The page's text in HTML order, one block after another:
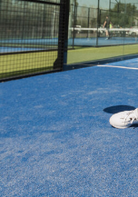
FINAL SALE
- 26%